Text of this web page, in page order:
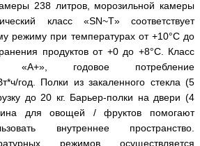
238 литров, морозильной камеры
класс «SN~T» соответствует
режиму при температурах от +10°С до
продуктов от +0 до +8°С. Класс
«А+», годовое потребление
год. Полки из закаленного стекла (5
до 20 кг. Барьер-полки на двери (4
для овощей / фруктов помогают
внутреннее пространство.
режимов осуществляется